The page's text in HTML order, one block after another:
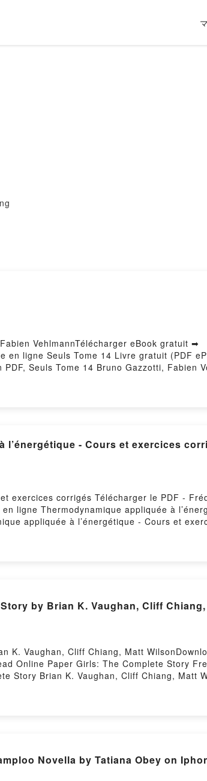
VehlmannTélécharger eBook gratuit ➡
ligne Seuls Tome 14 Livre gratuit (PDF
Seuls Tome 14 Bruno Gazzotti, Fabien
Kindle, Seuls Tome 14 Bruno Gazzotti,
by Frédéric Mayet download
exercices corrigés Télécharger le PDF -
ligne Thermodynamique appliquée à
appliquée à l’énergétique - Cours et
appliquée à l’énergétique - Cours
by Brian K. Vaughan, Cliff
K. Vaughan, Cliff Chiang, Matt
Online Paper Girls: The Complete Story
Story Brian K. Vaughan, Cliff Chiang, Matt
Wilson Audiobook, Paper Girls: The
Novella by Tatiana Obey on